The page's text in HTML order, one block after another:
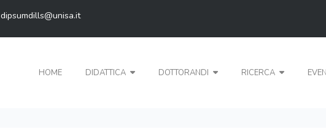
dipsumdills@unisa.it
HOME DIDATTICA DOTTORANDI RICERCA